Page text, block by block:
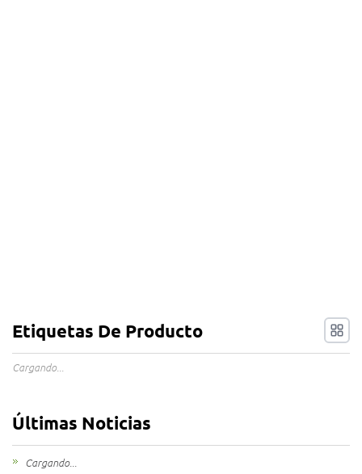
Etiquetas De Producto
Cargando...
Últimas Noticias
Cargando...